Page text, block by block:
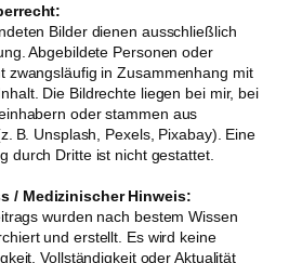
Bilder dienen ausschließlich
Abgebildete Personen oder
zwangsläufig in Zusammenhang mit
Die Bildrechte liegen bei mir, bei
oder stammen aus
B. Unsplash, Pexels, Pixabay). Eine
durch Dritte ist nicht gestattet.
/ Medizinischer Hinweis:
wurden nach bestem Wissen
und erstellt. Es wird keine
Vollständigkeit oder Aktualität